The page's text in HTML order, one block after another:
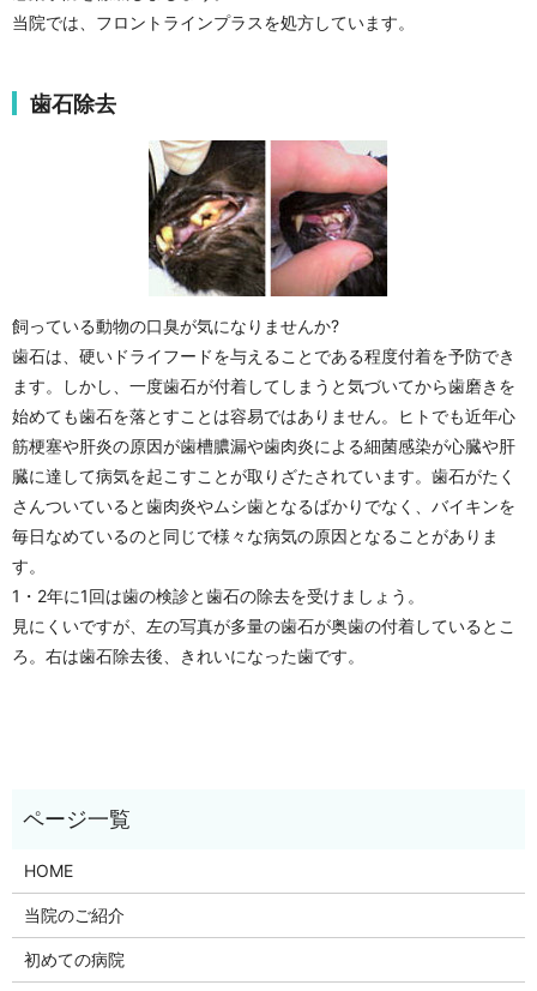
当院では、フロントラインプラスを処方しています。
歯石除去
飼っている動物の口臭が気になりませんか?
歯石は、硬いドライフードを与えることである程度付着を予防でき
ます。しかし、一度歯石が付着してしまうと気づいてから歯磨きを
始めても歯石を落とすことは容易ではありません。ヒトでも近年心
筋梗塞や肝炎の原因が歯槽膿漏や歯肉炎による細菌感染が心臓や肝
臓に達して病気を起こすことが取りざたされています。歯石がたく
さんついていると歯肉炎やムシ歯となるばかりでなく、バイキンを
毎日なめているのと同じで様々な病気の原因となることがありま
す。
1・2年に1回は歯の検診と歯石の除去を受けましょう。
見にくいですが、左の写真が多量の歯石が奥歯の付着しているとこ
ろ。右は歯石除去後、きれいになった歯です。
HOME
当院のご紹介
初めての病院